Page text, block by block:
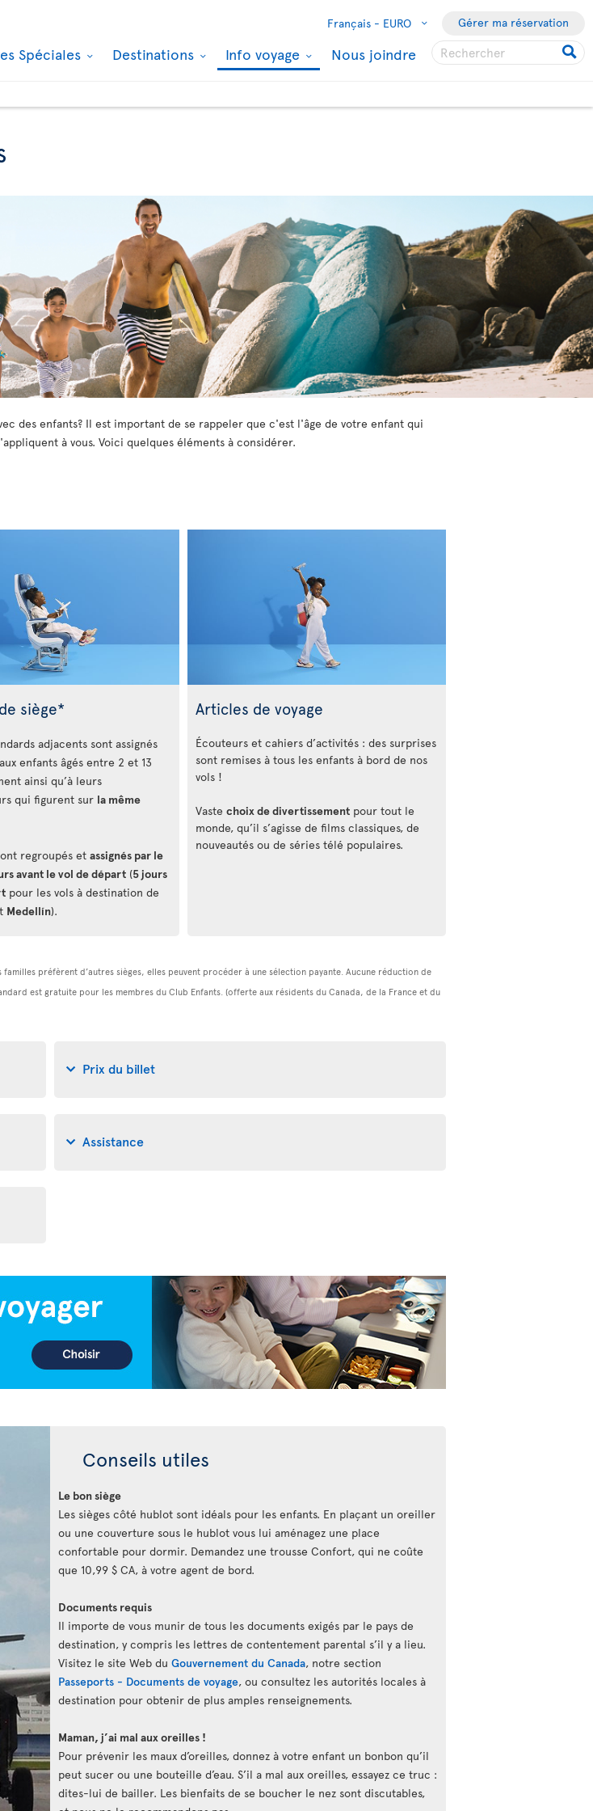
Français - EURO Gérer ma réservation
Spéciales Destinations Info voyage Nous joindre
des enfants? Il est important de se rappeler que c'est l'âge de votre enfant qui
à vous. Voici quelques éléments à considérer.
siège*
adjacents sont assignés
enfants âgés entre 2 et 13
ainsi qu’à leurs
qui figurent sur la même
regroupés et assignés par le
avant le vol de départ (5 jours
pour les vols à destination de
Medellín).
Articles de voyage
Écouteurs et cahiers d’activités : des surprises
sont remises à tous les enfants à bord de nos
vols !
Vaste choix de divertissement pour tout le
monde, qu’il s’agisse de films classiques, de
nouveautés ou de séries télé populaires.
préfèrent d’autres sièges, elles peuvent procéder à une sélection payante. Aucune réduction de
est gratuite pour les membres du Club Enfants. (offerte aux résidents du Canada, de la France et du
Prix du billet
Assistance
Conseils utiles
Le bon siège
Les sièges côté hublot sont idéals pour les enfants. En plaçant un oreiller
ou une couverture sous le hublot vous lui aménagez une place
confortable pour dormir. Demandez une trousse Confort, qui ne coûte
que 10,99 $ CA, à votre agent de bord.
Documents requis
Il importe de vous munir de tous les documents exigés par le pays de
destination, y compris les lettres de contentement parental s’il y a lieu.
Visitez le site Web du Gouvernement du Canada, notre section
Passeports - Documents de voyage, ou consultez les autorités locales à
destination pour obtenir de plus amples renseignements.
Maman, j’ai mal aux oreilles !
Pour prévenir les maux d’oreilles, donnez à votre enfant un bonbon qu’il
peut sucer ou une bouteille d’eau. S’il a mal aux oreilles, essayez ce truc :
dites-lui de bailler. Les bienfaits de se boucher le nez sont discutables,